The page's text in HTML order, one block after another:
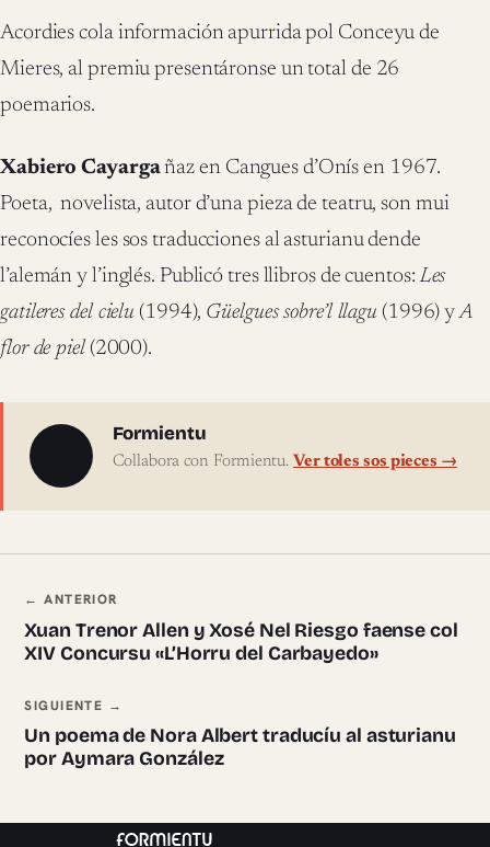
Acordies cola información apurrida pol Conceyu de
Mieres, al premiu presentáronse un total de 26
poemarios.
Xabiero Cayargañaz en Cangues d’Onís en 1967.
Poeta, novelista, autor d’una pieza de teatru, son mui
reconocíes les sos traducciones al asturianu dende
l’alemán y l’inglés. Publicó tres llibros de cuentos:Les
gatileres del cielu (1994), Güelgues sobre’l llagu (1996) yA
flor de piel(2000).
Sobre l'autor
Formientu
Collabora con Formientu. Ver toles sos pieces →
Navegación ente pieces
← ANTERIOR
Xuan Trenor Allen y Xosé Nel Riesgo faense col
XIV Concursu «L’Horru del Carbayedo»
SIGUIENTE →
Un poema de Nora Albert traducíu al asturianu
por Aymara González